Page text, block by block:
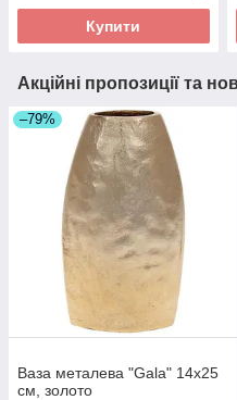
Купити
Акційні пропозиції та
–79%
Ваза металева "Gala" 14x25
см, золото